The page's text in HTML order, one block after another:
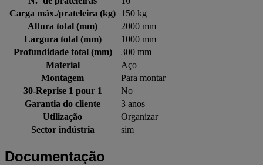
Carga máx./prateleira (kg) 150 kg
Altura total (mm)
2000 mm
Largura total (mm)
1000 mm
Profundidade total (mm)
300 mm
Material
Aço
Montagem
Para montar
30-Reprise 1 pour 1
No
Garantia do cliente
3 anos
Utilização
Organizar
Sector indústria
sim
Documentação